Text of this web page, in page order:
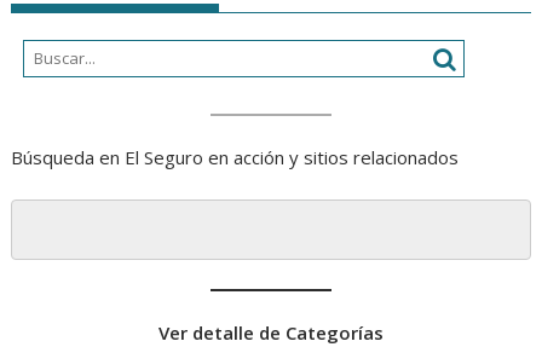
Búsqueda en El Seguro en acción y sitios relacionados
Ver detalle de Categorías